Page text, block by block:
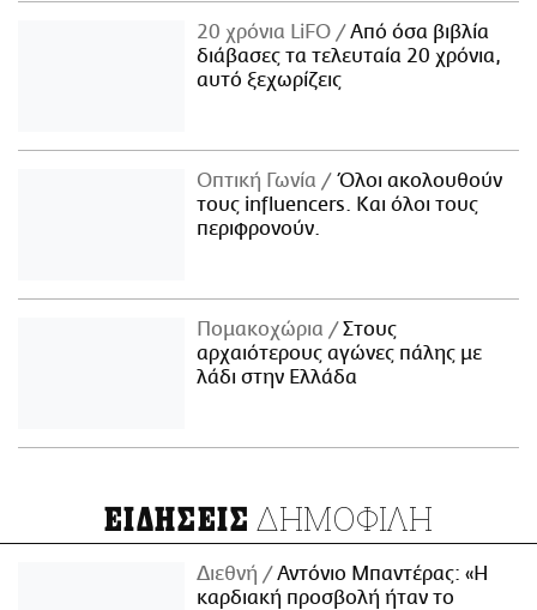
20 χρόνια LiFO
Από όσα βιβλία
διάβασες τα τελευταία 20 χρόνια,
αυτό ξεχωρίζεις
Οπτική Γωνία
Όλοι ακολουθούν
τους influencers. Και όλοι τους
περιφρονούν.
Πομακοχώρια
Στους
αρχαιότερους αγώνες πάλης με
λάδι στην Ελλάδα
ΕΙΔΗΣΕΙΣ ΔΗΜΟΦΙΛΗ
Διεθνή
Αντόνιο Μπαντέρας: «Η
καρδιακή προσβολή ήταν το